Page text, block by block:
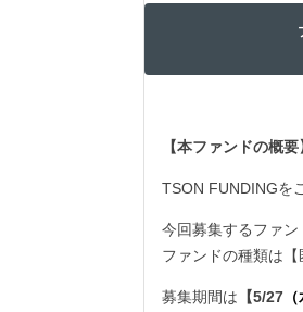
【本ファンドの概要
TSON FUNDINGを
今回募集するファ
ファンドの種類は
募集期間は 【5/27